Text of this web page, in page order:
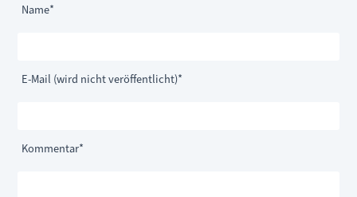
Pflichtfeld
Name*
Pflichtfeld
E-Mail (wird nicht veröffentlicht)*
Pflichtfeld
Kommentar*